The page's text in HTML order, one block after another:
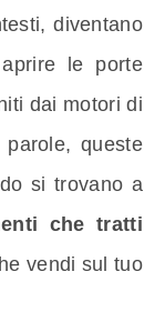
diventano
le porte
dai motori di
queste
si trovano a
che tratti
vendi sul tuo